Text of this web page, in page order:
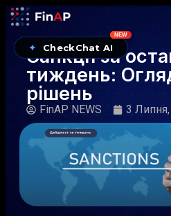
✦ CheckChat AI
NEW
Санкції за
тиждень:
рішень
FinAP NEWS 3